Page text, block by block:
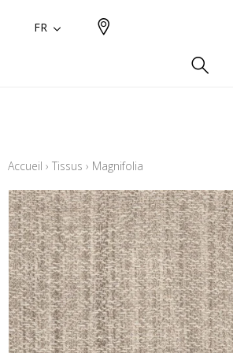
FR
Accueil › Tissus › Magnifolia